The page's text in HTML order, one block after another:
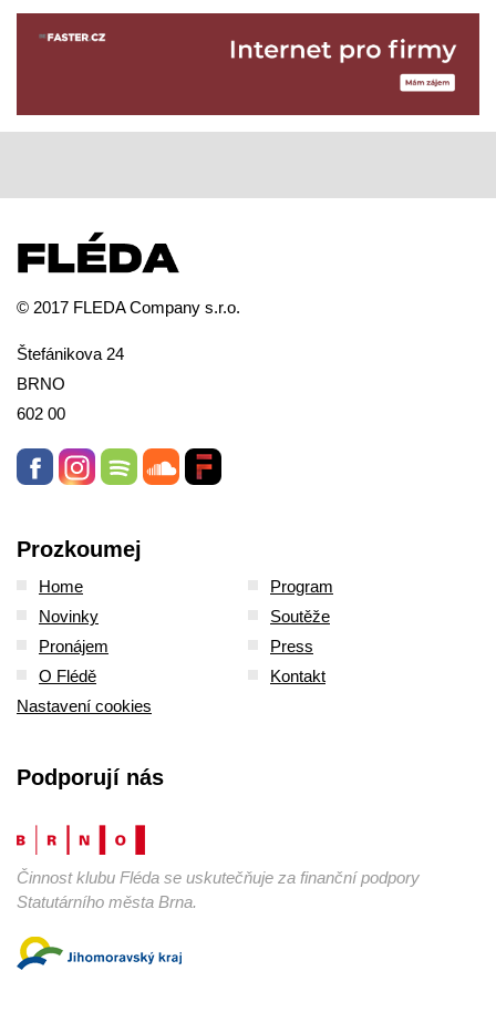
© 2017 FLEDA Company s.r.o.
Štefánikova 24
BRNO
602 00
Prozkoumej
Home
Program
Novinky
Soutěže
Pronájem
Press
O Flédě
Kontakt
Nastavení cookies
Podporují nás
Činnost klubu Fléda se uskutečňuje za finanční podpory
Statutárního města Brna.